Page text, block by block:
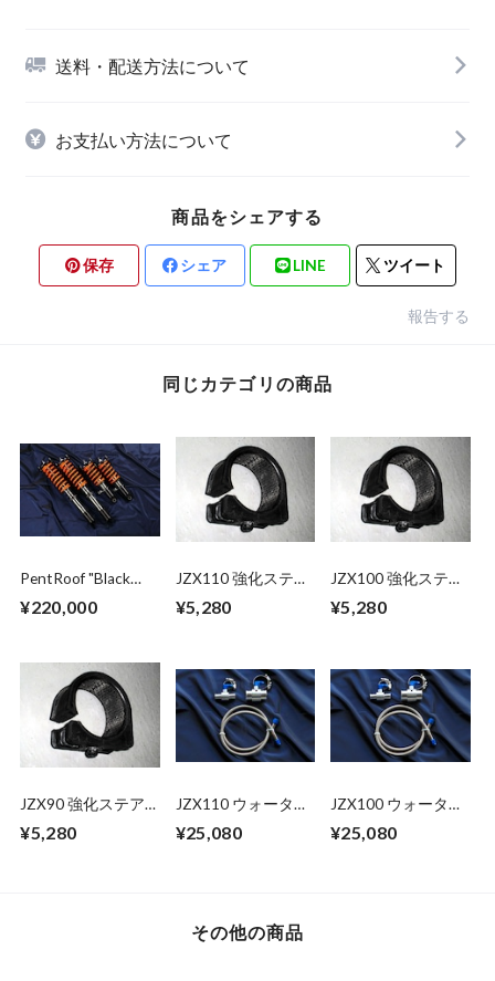
送料・配送方法について
お支払い方法について
商品をシェアする
保存 シェア LINE ツイート
報告する
同じカテゴリの商品
PentRoof "Black
kit for Mark II
¥220,000
JZX110 強化ステア
トブッシュ
¥5,280
JZX100 強化ステア
トブッシュ
¥5,280
JZX90 強化ステア
トブッシュ
¥5,280
JZX110 ウォーター
¥25,080
JZX100 ウォーター
¥25,080
その他の商品